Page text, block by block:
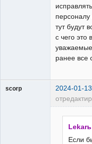
тут будут
с чего это
ранее все
scorp 2024-01-
Lekarь
Если